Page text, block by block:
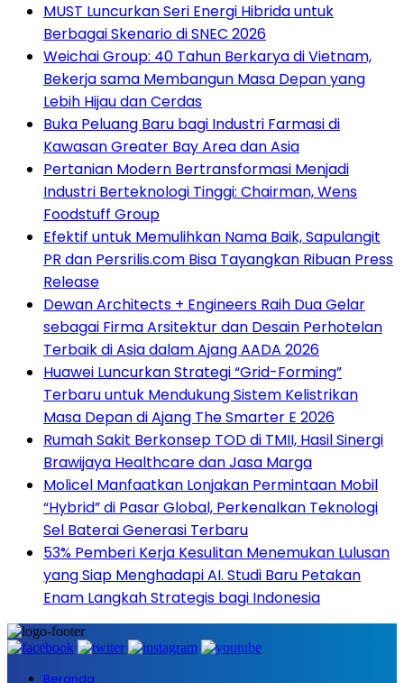
MUST Luncurkan Seri Energi Hibrida untuk
Berbagai Skenario di SNEC 2026
Weichai Group: 40 Tahun Berkarya di Vietnam,
Bekerja sama Membangun Masa Depan yang
Lebih Hijau dan Cerdas
Buka Peluang Baru bagi Industri Farmasi di
Kawasan Greater Bay Area dan Asia
Pertanian Modern Bertransformasi Menjadi
Industri Berteknologi Tinggi: Chairman, Wens
Foodstuff Group
Efektif untuk Memulihkan Nama Baik, Sapulangit
PR dan Persrilis.com Bisa Tayangkan Ribuan Press
Release
Dewan Architects + Engineers Raih Dua Gelar
sebagai Firma Arsitektur dan Desain Perhotelan
Terbaik di Asia dalam Ajang AADA 2026
Huawei Luncurkan Strategi “Grid-Forming”
Terbaru untuk Mendukung Sistem Kelistrikan
Masa Depan di Ajang The Smarter E 2026
Rumah Sakit Berkonsep TOD di TMII, Hasil Sinergi
Brawijaya Healthcare dan Jasa Marga
Molicel Manfaatkan Lonjakan Permintaan Mobil
“Hybrid” di Pasar Global, Perkenalkan Teknologi
Sel Baterai Generasi Terbaru
53% Pemberi Kerja Kesulitan Menemukan Lulusan
yang Siap Menghadapi AI. Studi Baru Petakan
Enam Langkah Strategis bagi Indonesia
Beranda